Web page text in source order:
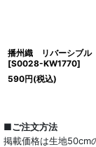
播州織 リバーシブル
[S0028-KW1770]
590円(税込)
■ご注文方法
掲載価格は生地50cm